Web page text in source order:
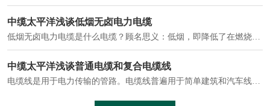
中缆太平洋浅谈低烟无卤电力电缆
低烟无卤电力电缆是什么电缆？顾名思义：低烟，即降低了在燃烧时有害物体的产生；卤素对于人体来说是一种有毒气体，无卤就是没有毒气体的释放，通常是针对电缆遇火灾时而言的。低烟无卤电力电缆又可以称之为环保电缆，低烟无卤电缆大多数用于医院和对环境卫生要求比较严格的地方。
中缆太平洋浅谈普通电缆和复合电缆线
电缆线是用于电力传输的管路。电缆线普遍用于简单建筑和汽车线材，作为能源输送缆线，电缆线的复杂结构勿庸置疑。根据目标功能，电缆线具有以下一些特点：建筑用和车用线材要求轻质、大批量生产、价格低廉、具有相当的电学和力学性能和长时间的耐老化性能；工业用线材必须具有符合客户要求的性能；